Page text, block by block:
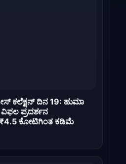
ಕಲೆಕ್ಷನ್ ದಿನ 19: ಹುಮಾ
ವಿಫಲ ಪ್ರದರ್ಶನ
₹4.5 ಕೋಟಿಗಿಂತ ಕಡಿಮೆ